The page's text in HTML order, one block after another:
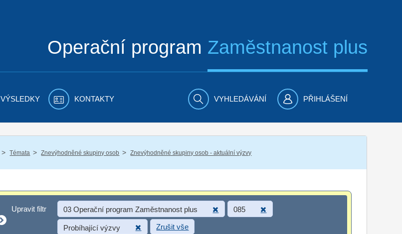
Operační program Zaměstnanost plus
VÝSLEDKY KONTAKTY VYHLEDÁVÁNÍ PŘIHLÁŠENÍ
/ Témata / Znevýhodněné skupiny osob / Znevýhodněné skupiny osob - aktuální výzvy
Upravit filtr
Upravit filtr 03 Operační program Zaměstnanost plus 085
Probíhající výzvy Zrušit vše